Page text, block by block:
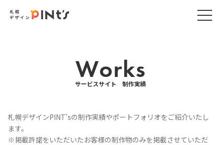
Works
サービスサイト 制作実績
札幌デザインPINT'sの制作実績やポートフォリオをご紹介いたし
ます。
※掲載許諾をいただいたお客様の制作物のみを掲載させていただ